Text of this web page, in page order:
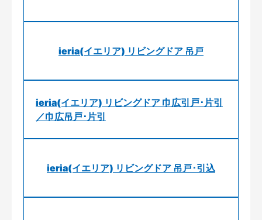
ieria(イエリア) リビングドア 吊戸
ieria(イエリア) リビングドア 巾広引戸･片引
／巾広吊戸･片引
ieria(イエリア) リビングドア 吊戸･引込